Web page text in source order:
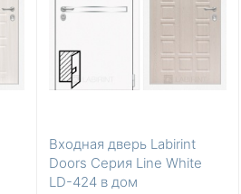
Входная дверь Labirint
Doors Серия Line White
LD-424 в дом